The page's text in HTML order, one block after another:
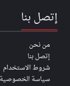
إتصل بنا
من نحن
إتصل بنا
شروط الاستخدام
سياسة الخصوصية